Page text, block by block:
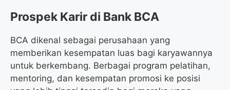
Prospek Karir di Bank BCA
BCA dikenal sebagai perusahaan yang
memberikan kesempatan luas bagi karyawannya
untuk berkembang. Berbagai program pelatihan,
mentoring, dan kesempatan promosi ke posisi